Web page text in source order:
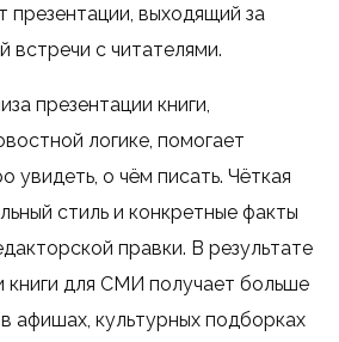
презентации, выходящий за
встречи с читателями.
презентации книги,
логике, помогает
увидеть, о чём писать. Чёткая
стиль и конкретные факты
правки. В результате
книги для СМИ получает больше
афишах, культурных подборках